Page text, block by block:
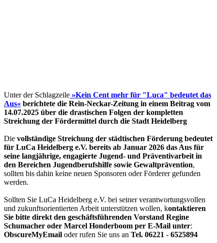
Unter der Schlagzeile »Kein Cent mehr für "Luca" bedeutet das
Aus« berichtete die Rein-Neckar-Zeitung in einem Beitrag vom
14.07.2025 über die drastischen Folgen der kompletten
Streichung der Fördermittel durch die Stadt Heidelberg
Die vollständige Streichung der städtischen Förderung bedeutet
für LuCa Heidelberg e.V. bereits ab Januar 2026 das Aus für
seine langjährige, engagierte Jugend- und Präventivarbeit in
den Bereichen Jugendberufshilfe sowie Gewaltprävention,
sollten bis dahin keine neuen Sponsoren oder Förderer gefunden
werden.
Sollten Sie LuCa Heidelberg e.V. bei seiner verantwortungsvollen
und zukunftsorientierten Arbeit unterstützen wollen, kontaktieren
Sie bitte direkt den geschäftsführenden Vorstand Regine
Schumacher oder Marcel Honderboom per E-Mail unter:
ObscureMyEmail oder rufen Sie uns an Tel. 06221 - 6525894